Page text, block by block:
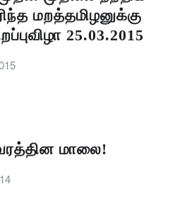
மறத்தமிழனுக்கு
25.03.2015
மாலை!